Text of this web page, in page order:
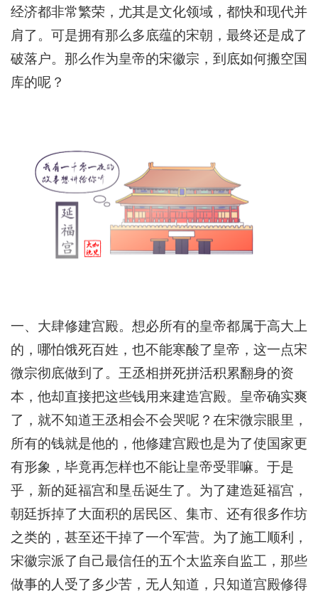
经济都非常繁荣，尤其是文化领域，都快和现代并
肩了。可是拥有那么多底蕴的宋朝，最终还是成了
破落户。那么作为皇帝的宋徽宗，到底如何搬空国
库的呢？
一、大肆修建宫殿。想必所有的皇帝都属于高大上
的，哪怕饿死百姓，也不能寒酸了皇帝，这一点宋
微宗彻底做到了。王丞相拼死拼活积累翻身的资
本，他却直接把这些钱用来建造宫殿。皇帝确实爽
了，就不知道王丞相会不会哭呢？在宋微宗眼里，
所有的钱就是他的，他修建宫殿也是为了使国家更
有形象，毕竟再怎样也不能让皇帝受罪嘛。于是
乎，新的延福宫和垦岳诞生了。为了建造延福宫，
朝廷拆掉了大面积的居民区、集市、还有很多作坊
之类的，甚至还干掉了一个军营。为了施工顺利，
宋徽宗派了自己最信任的五个太监亲自监工，那些
做事的人受了多少苦，无人知道，只知道宫殿修得